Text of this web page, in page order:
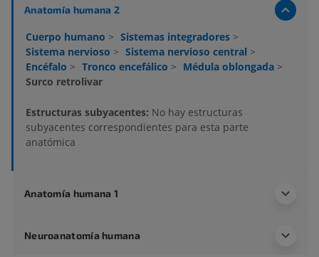
Anatomía humana 2
Cuerpo humano > Sistemas integradores >
Sistema nervioso > Sistema nervioso central >
Encéfalo > Tronco encefálico > Médula oblongada >
Surco retrolivar
Estructuras subyacentes: No hay estructuras
subyacentes correspondientes para esta parte
anatómica
Anatomía humana 1
Neuroanatomía humana